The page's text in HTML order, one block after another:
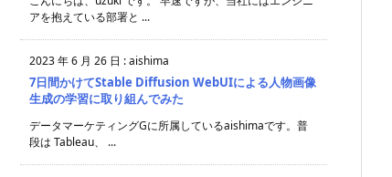
アを抱えている部署と ...
2023 年 6 月 26 日 :aishima
7日間かけてStable Diffusion WebUIによる人物画像
生成の学習に取り組んでみた
データマーケティングGに所属しているaishimaです。普
段は Tableau、 ...